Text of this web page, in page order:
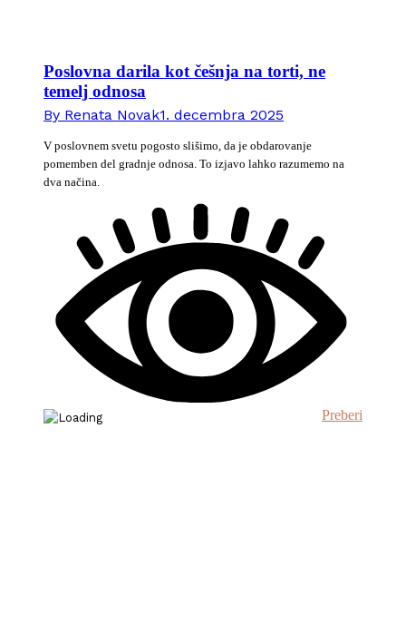
Poslovna darila kot češnja na torti, ne
temelj odnosa
By Renata Novak1. decembra 2025
V poslovnem svetu pogosto slišimo, da je obdarovanje
pomemben del gradnje odnosa. To izjavo lahko razumemo na
dva načina.
Preberi